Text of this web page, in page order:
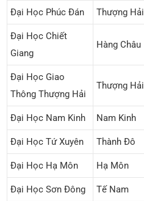
Đại Học Phúc Đán Thượng Hải
Đại Học Chiết
Giang
Hàng Châu
Đại Học Giao
Thông Thượng Hải
Thượng Hải
Đại Học Nam Kinh Nam Kinh
Đại Học Tứ Xuyên Thành Đô
Đại Học Hạ Môn Hạ Môn
Đại Học Sơn Đông Tế Nam